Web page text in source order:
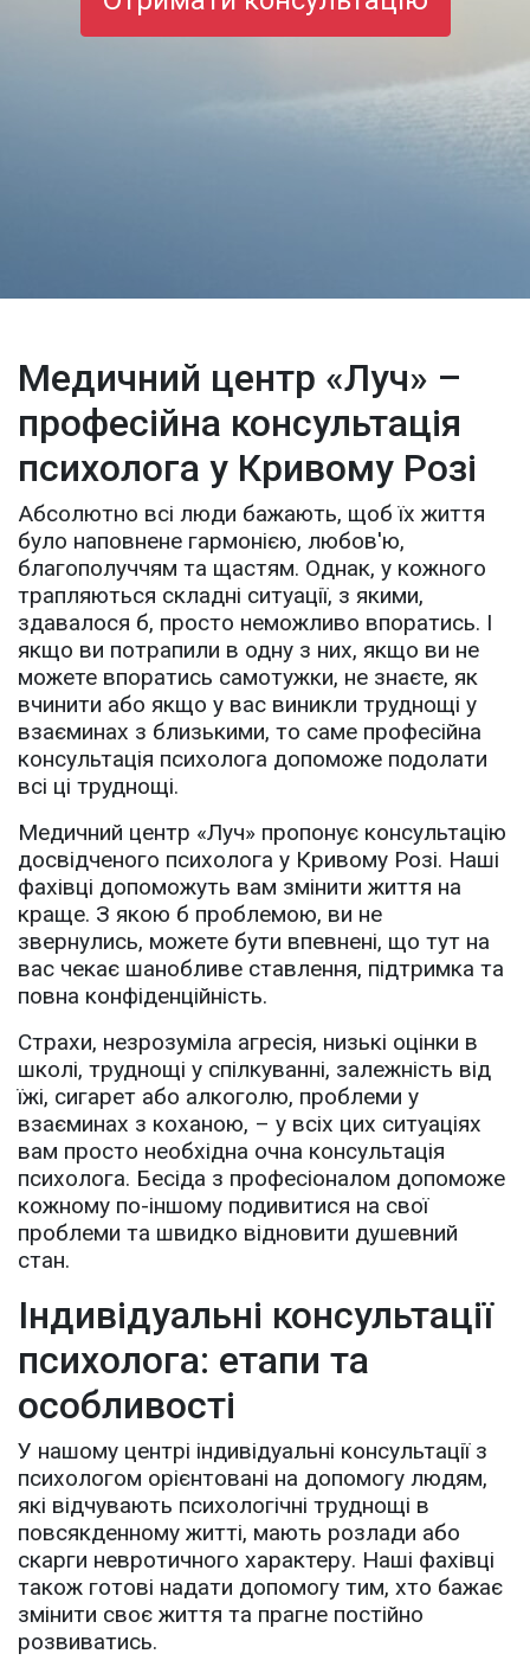
Медичний центр «Луч» –
професійна консультація
психолога у Кривому Розі
Абсолютно всі люди бажають, щоб їх життя
було наповнене гармонією, любов'ю,
благополуччям та щастям. Однак, у кожного
трапляються складні ситуації, з якими,
здавалося б, просто неможливо впоратись. І
якщо ви потрапили в одну з них, якщо ви не
можете впоратись самотужки, не знаєте, як
вчинити або якщо у вас виникли труднощі у
взаєминах з близькими, то саме професійна
консультація психолога допоможе подолати
всі ці труднощі.
Медичний центр «Луч» пропонує консультацію
досвідченого психолога у Кривому Розі. Наші
фахівці допоможуть вам змінити життя на
краще. З якою б проблемою, ви не
звернулись, можете бути впевнені, що тут на
вас чекає шанобливе ставлення, підтримка та
повна конфіденційність.
Страхи, незрозуміла агресія, низькі оцінки в
школі, труднощі у спілкуванні, залежність від
їжі, сигарет або алкоголю, проблеми у
взаєминах з коханою, – у всіх цих ситуаціях
вам просто необхідна очна консультація
психолога. Бесіда з професіоналом допоможе
кожному по-іншому подивитися на свої
проблеми та швидко відновити душевний
стан.
Індивідуальні консультації
психолога: етапи та
особливості
У нашому центрі індивідуальні консультації з
психологом орієнтовані на допомогу людям,
які відчувають психологічні труднощі в
повсякденному житті, мають розлади або
скарги невротичного характеру. Наші фахівці
також готові надати допомогу тим, хто бажає
змінити своє життя та прагне постійно
розвиватись.